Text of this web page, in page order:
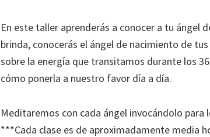
En este taller aprenderás a conocer a tu ángel
brinda, conocerás el ángel de nacimiento de
sobre la energía que transitamos durante los
cómo ponerla a nuestro favor día a día.
Meditaremos con cada ángel invocándolo
***Cada clase es de aproximadamente media